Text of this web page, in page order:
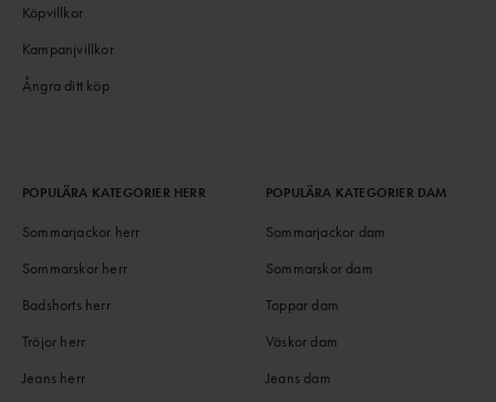
Köpvillkor
Kampanjvillkor
Ångra ditt köp
POPULÄRA KATEGORIER HERR
Sommarjackor herr
Sommarskor herr
Badshorts herr
Tröjor herr
Jeans herr
POPULÄRA KATEGORIER DAM
Sommarjackor dam
Sommarskor dam
Toppar dam
Väskor dam
Jeans dam